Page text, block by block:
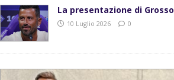
La presentazione di Grosso
10 Luglio 2026 0